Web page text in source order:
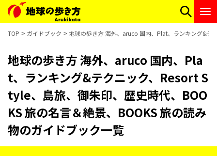
TOP ガイドブック 地球の歩き方 海外、aruco 国内、Plat、ランキング&テ
地球の歩き方 海外、aruco 国内、Pla
t、ランキング&テクニック、Resort S
tyle、島旅、御朱印、歴史時代、BOO
KS 旅の名言＆絶景、BOOKS 旅の読み
物のガイドブック一覧